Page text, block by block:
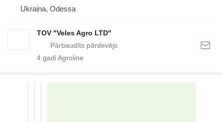
Ukraina, Odessa
TOV "Veles Agro LTD"
4 gadi Agroline